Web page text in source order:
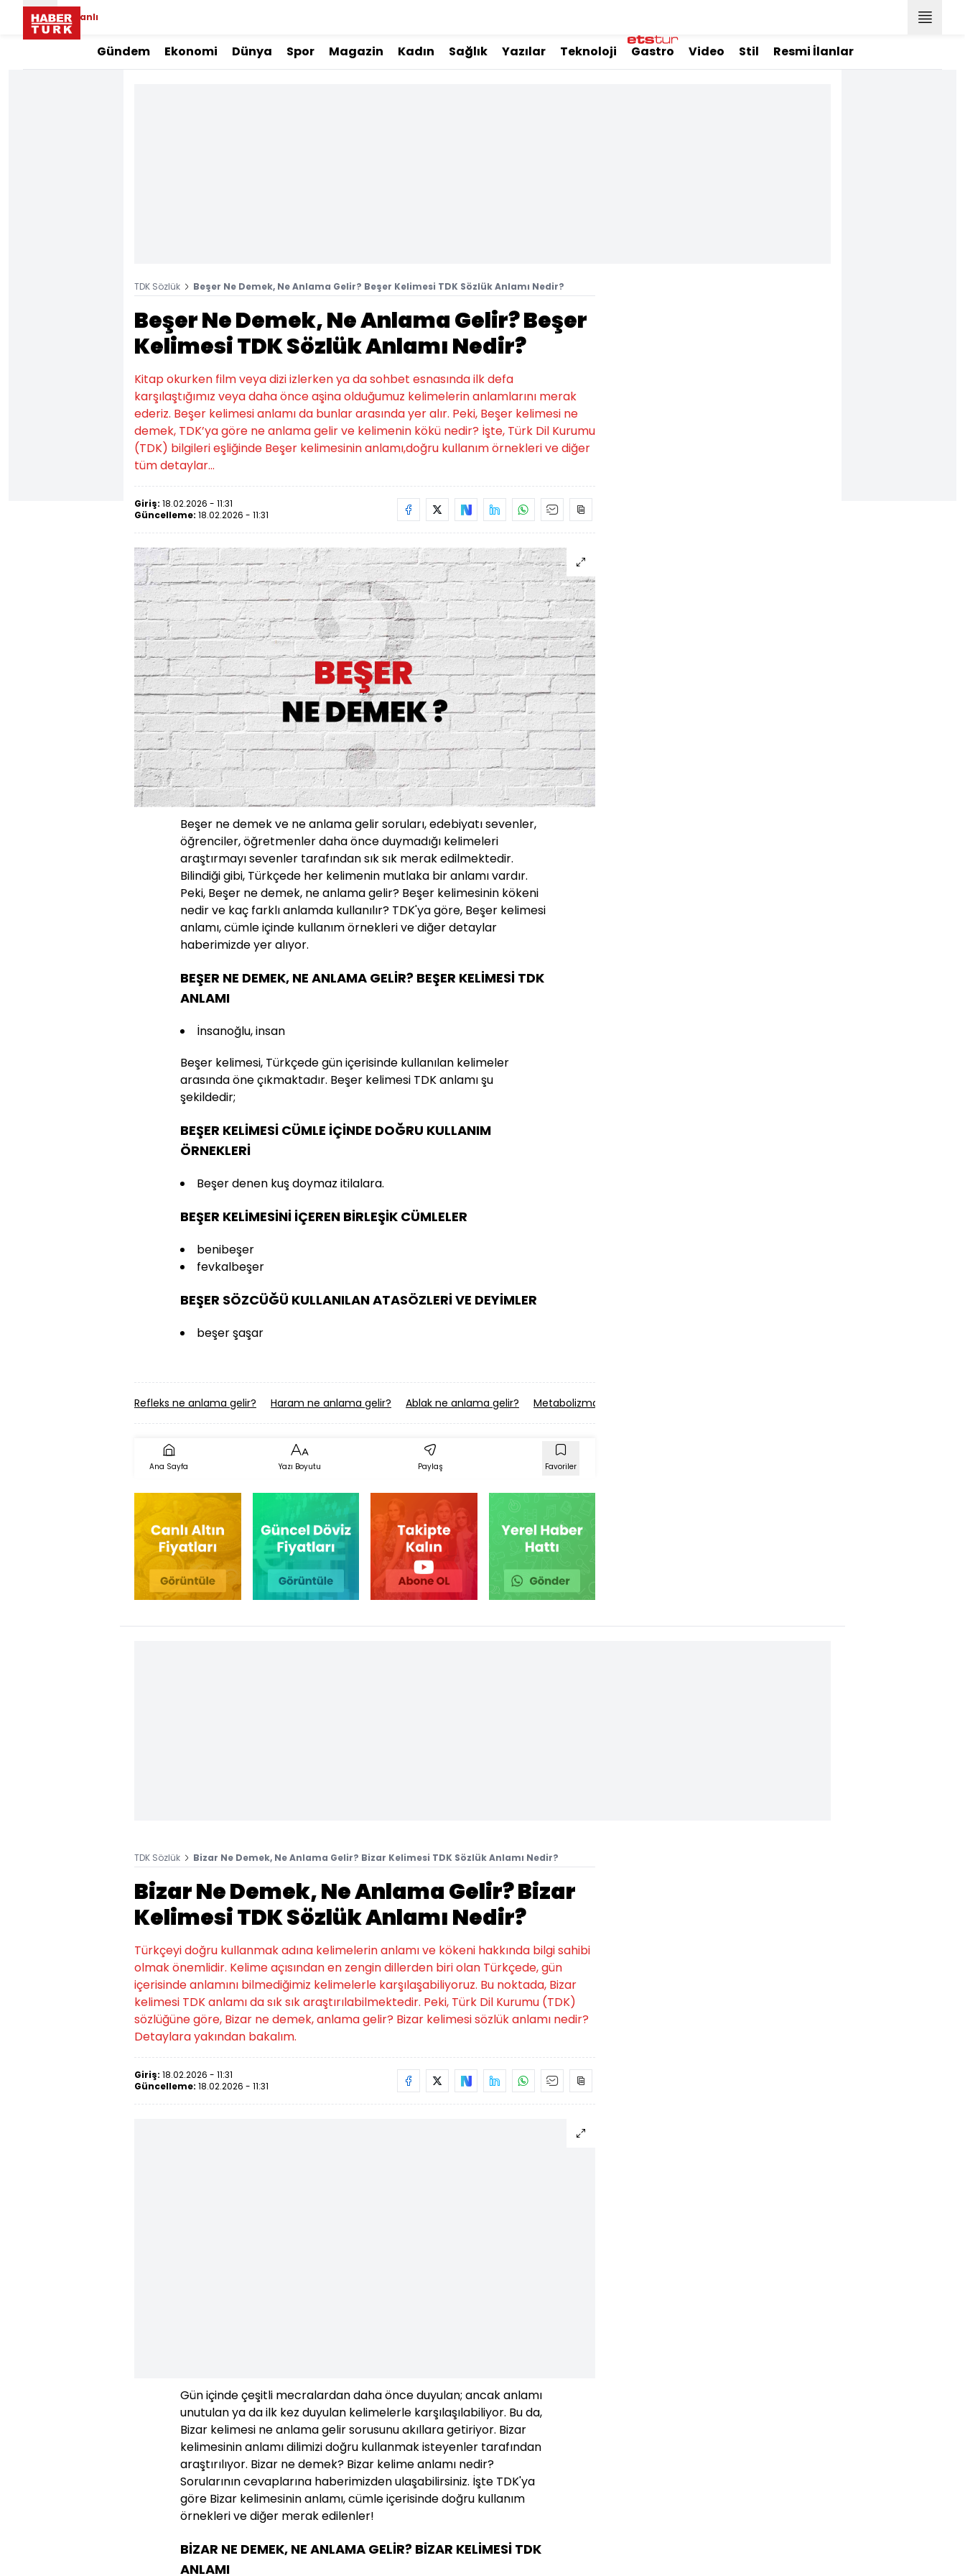
Canlı
Gündem Ekonomi Dünya Spor Magazin Kadın Sağlık Yazılar Teknoloji Gastro Video Stil Resmi İlanlar
TDK Sözlük Beşer Ne Demek, Ne Anlama Gelir? Beşer Kelimesi TDK Sözlük Anlamı Nedir?
Beşer Ne Demek, Ne Anlama Gelir? Beşer
Kelimesi TDK Sözlük Anlamı Nedir?
Kitap okurken film veya dizi izlerken ya da sohbet esnasında ilk defa
karşılaştığımız veya daha önce aşina olduğumuz kelimelerin anlamlarını merak
ederiz. Beşer kelimesi anlamı da bunlar arasında yer alır. Peki, Beşer kelimesi ne
demek, TDK’ya göre ne anlama gelir ve kelimenin kökü nedir? İşte, Türk Dil Kurumu
(TDK) bilgileri eşliğinde Beşer kelimesinin anlamı,doğru kullanım örnekleri ve diğer
tüm detaylar...
Giriş: 18.02.2026 - 11:31
Güncelleme: 18.02.2026 - 11:31
Beşer ne demek ve ne anlama gelir soruları, edebiyatı sevenler,
öğrenciler, öğretmenler daha önce duymadığı kelimeleri
araştırmayı sevenler tarafından sık sık merak edilmektedir.
Bilindiği gibi, Türkçede her kelimenin mutlaka bir anlamı vardır.
Peki, Beşer ne demek, ne anlama gelir? Beşer kelimesinin kökeni
nedir ve kaç farklı anlamda kullanılır? TDK'ya göre, Beşer kelimesi
anlamı, cümle içinde kullanım örnekleri ve diğer detaylar
haberimizde yer alıyor.
BEŞER NE DEMEK, NE ANLAMA GELİR? BEŞER KELİMESİ TDK
ANLAMI
İnsanoğlu, insan
Beşer kelimesi, Türkçede gün içerisinde kullanılan kelimeler
arasında öne çıkmaktadır. Beşer kelimesi TDK anlamı şu
şekildedir;
BEŞER KELİMESİ CÜMLE İÇİNDE DOĞRU KULLANIM
ÖRNEKLERİ
Beşer denen kuş doymaz itilalara.
BEŞER KELİMESİNİ İÇEREN BİRLEŞİK CÜMLELER
benibeşer
fevkalbeşer
BEŞER SÖZCÜĞÜ KULLANILAN ATASÖZLERİ VE DEYİMLER
beşer şaşar
Refleks ne anlama gelir? Haram ne anlama gelir? Ablak ne anlama gelir? Metabolizma ne anlama gelir?
Ana Sayfa Yazı Boyutu Paylaş Favoriler
TDK Sözlük Bizar Ne Demek, Ne Anlama Gelir? Bizar Kelimesi TDK Sözlük Anlamı Nedir?
Bizar Ne Demek, Ne Anlama Gelir? Bizar
Kelimesi TDK Sözlük Anlamı Nedir?
Türkçeyi doğru kullanmak adına kelimelerin anlamı ve kökeni hakkında bilgi sahibi
olmak önemlidir. Kelime açısından en zengin dillerden biri olan Türkçede, gün
içerisinde anlamını bilmediğimiz kelimelerle karşılaşabiliyoruz. Bu noktada, Bizar
kelimesi TDK anlamı da sık sık araştırılabilmektedir. Peki, Türk Dil Kurumu (TDK)
sözlüğüne göre, Bizar ne demek, anlama gelir? Bizar kelimesi sözlük anlamı nedir?
Detaylara yakından bakalım.
Giriş: 18.02.2026 - 11:31
Güncelleme: 18.02.2026 - 11:31
Gün içinde çeşitli mecralardan daha önce duyulan; ancak anlamı
unutulan ya da ilk kez duyulan kelimelerle karşılaşılabiliyor. Bu da,
Bizar kelimesi ne anlama gelir sorusunu akıllara getiriyor. Bizar
kelimesinin anlamı dilimizi doğru kullanmak isteyenler tarafından
araştırılıyor. Bizar ne demek? Bizar kelime anlamı nedir?
Sorularının cevaplarına haberimizden ulaşabilirsiniz. İşte TDK'ya
göre Bizar kelimesinin anlamı, cümle içerisinde doğru kullanım
örnekleri ve diğer merak edilenler!
BİZAR NE DEMEK, NE ANLAMA GELİR? BİZAR KELİMESİ TDK
ANLAMI